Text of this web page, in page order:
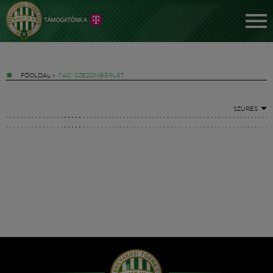
FŐOLDAL » TAG: SZEZONBÉRLET
SZŰRÉS
Hírek